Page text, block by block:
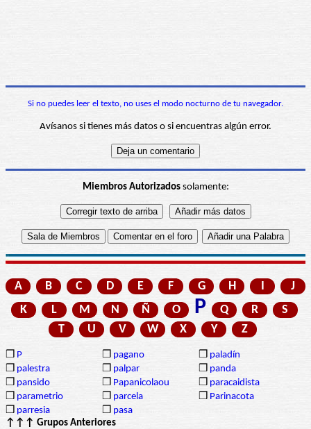
Si no puedes leer el texto, no uses el modo nocturno de tu navegador.
Avísanos si tienes más datos o si encuentras algún error.
Miembros Autorizadossolamente:
A B C D E F G H
J
K
L M N Ñ O P Q R
S
T
U V W X Y Z
❒ P ❒ pagano ❒ paladín
❒ palestra ❒ palpar ❒ panda
❒ pansido ❒ Papanicolaou ❒ paracaidista
❒ parametrio ❒ parcela ❒ Parinacota
❒ parresia ❒ pasa
↑↑↑ Grupos Anteriores